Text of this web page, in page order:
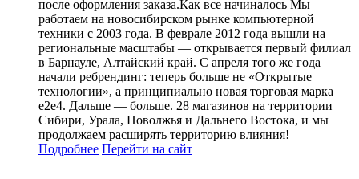
после оформления заказа.Как все начиналось Мы
работаем на новосибирском рынке компьютерной
техники с 2003 года. В феврале 2012 года вышли на
региональные масштабы — открывается первый филиал
в Барнауле, Алтайский край. C апреля того же года
начали ребрендинг: теперь больше не «Открытые
технологии», а принципиально новая торговая марка
е2е4. Дальше — больше. 28 магазинов на территории
Сибири, Урала, Поволжья и Дальнего Востока, и мы
продолжаем расширять территорию влияния!
Подробнее Перейти на сайт